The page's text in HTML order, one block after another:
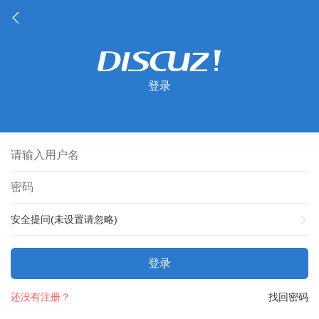
登录
安全提问(未设置请忽略)
登录
找回密码
还没有注册？